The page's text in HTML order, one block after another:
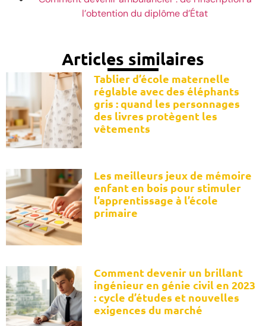
Articles similaires
Tablier d’école maternelle
réglable avec des éléphants
gris : quand les personnages
des livres protègent les
vêtements
Les meilleurs jeux de mémoire
enfant en bois pour stimuler
l’apprentissage à l’école
primaire
Comment devenir un brillant
ingénieur en génie civil en 2023
: cycle d’études et nouvelles
exigences du marché
l’obtention du diplôme d’État